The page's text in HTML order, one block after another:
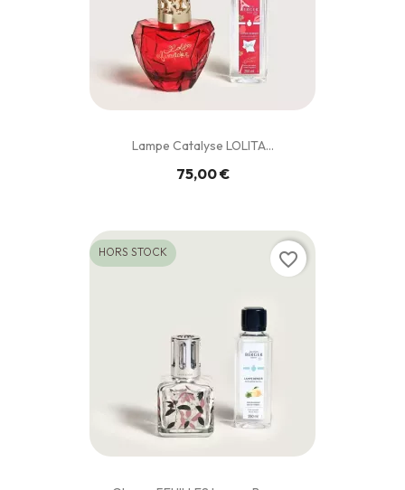
Lampe Catalyse LOLITA...
75,00 €
HORS STOCK favorite_border